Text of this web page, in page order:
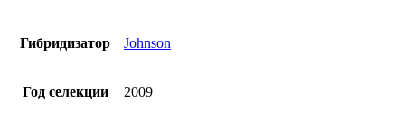
Гибридизатор Johnson
Год селекции 2009